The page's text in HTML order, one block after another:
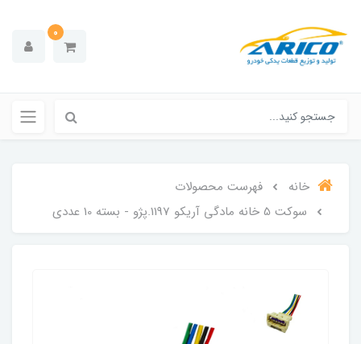
0
خانه
فهرست محصولات
سوکت 5 خانه مادگی آریکو 1197.پژو - بسته 10 عددی